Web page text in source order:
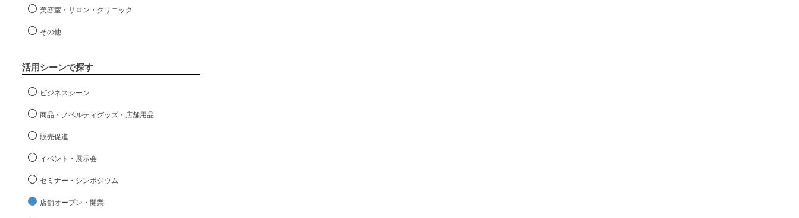
美容室・サロン・クリニック
その他
活用シーンで探す
ビジネスシーン
商品・ノベルティグッズ・店舗用品
販売促進
イベント・展示会
セミナー・シンポジウム
店舗オープン・開業